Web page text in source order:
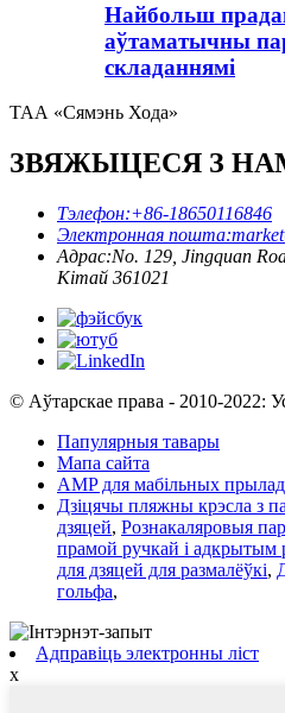
Найбольш
аўтаматычны
складаннямі
ТАА «Сямэнь Хода»
ЗВЯЖЫЦЕСЯ З
Тэлефон:+86-18650116846
Электронная пошта:
Адрас:No. 129, Jingquan
Кітай 361021
© Аўтарскае права - 2010-2022:
Папулярныя тавары
Мапа сайта
AMP для мабільных прылад
Дзіцячы пляжны крэсла з
дзяцей, Рознакаляровыя
прамой ручкай і адкрытым
для дзяцей для размалёўкі,
гольфа,
Адправіць электронны ліст
x